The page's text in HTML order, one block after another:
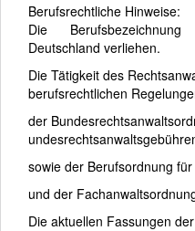
Berufsrechtliche Hinweise:
Die
Deutschland verliehen.
Die Tätigkeit des
berufsrechtlichen
der
sowie der Berufsordnung
und der
Die aktuellen Fassungen